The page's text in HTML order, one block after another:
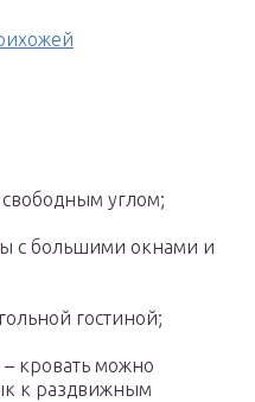
свободным углом;
с большими окнами и
гостиной;
кровать можно
к раздвижным